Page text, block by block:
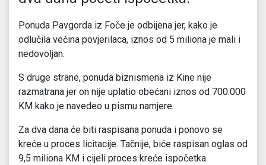
Ponuda Pavgorda iz Foče je odbijena jer, kako je
odlučila većina povjerilaca, iznos od 5 miliona je mali i
nedovoljan.
S druge strane, ponuda biznismena iz Kine nije
razmatrana jer on nije uplatio obećani iznos od 700.000
KM kako je navedeo u pismu namjere.
Za dva dana će biti raspisana ponuda i ponovo se
kreće u proces licitacije. Tačnije, biće raspisan oglas od
9,5 miliona KM i cijeli proces kreće ispočetka.